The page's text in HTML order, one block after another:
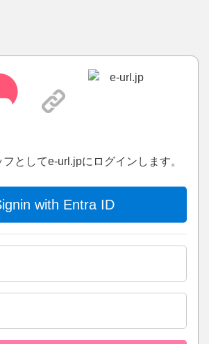
としてe-url.jpにログインします。
with Entra ID